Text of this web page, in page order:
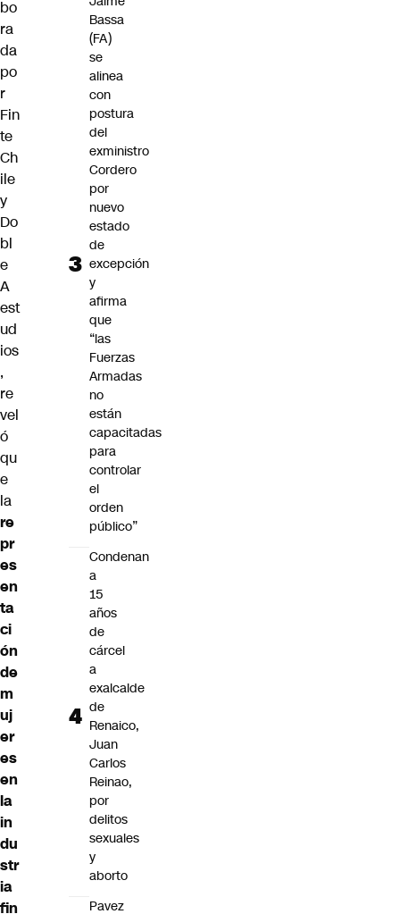
bo
ra
da
po
r
Fin
te
Ch
ile
y
Do
bl
e
A
est
ud
ios
,
re
vel
ó
qu
e
la
re
pr
es
en
ta
ci
ón
de
m
uj
er
es
en
la
in
du
str
ia
fin
Bassa
(FA)
se
alinea
con
postura
del
exministro
Cordero
por
nuevo
estado
de
excepción
y
afirma
que
“las
Fuerzas
Armadas
no
están
capacitadas
para
controlar
el
orden
público”
Condenan
a
15
años
de
cárcel
a
exalcalde
de
Renaico,
Juan
Carlos
Reinao,
por
delitos
sexuales
y
aborto
Pavez